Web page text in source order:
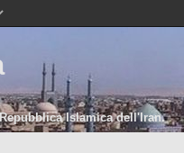
Islamica dell'Iran.